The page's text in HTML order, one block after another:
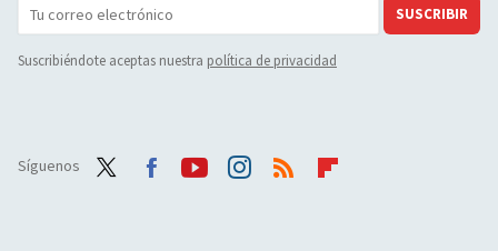
SUSCRIBIR
Suscribiéndote aceptas nuestra política de privacidad
Síguenos